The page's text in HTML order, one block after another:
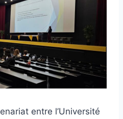
entre l’Université